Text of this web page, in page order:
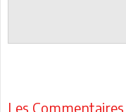
Les Commentaires